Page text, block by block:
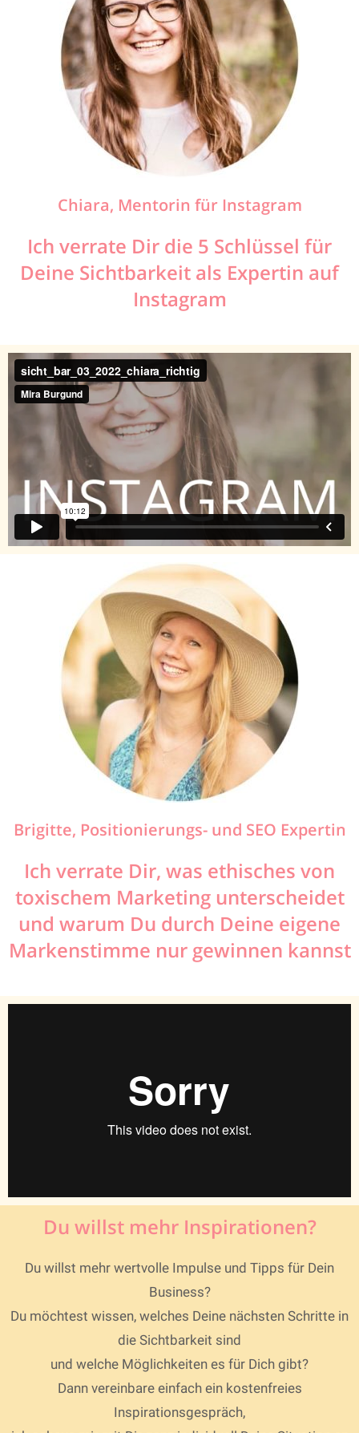
Chiara, Mentorin für Instagram
Ich verrate Dir die 5 Schlüssel für
Deine Sichtbarkeit als Expertin auf
Instagram
Brigitte, Positionierungs- und SEO Expertin
Ich verrate Dir, was ethisches von
toxischem Marketing unterscheidet
und warum Du durch Deine eigene
Markenstimme nur gewinnen kannst
Du willst mehr Inspirationen?
Du willst mehr wertvolle Impulse und Tipps für Dein
Business?
Du möchtest wissen, welches Deine nächsten Schritte in
die Sichtbarkeit sind
und welche Möglichkeiten es für Dich gibt?
Dann vereinbare einfach ein kostenfreies
Inspirationsgespräch,